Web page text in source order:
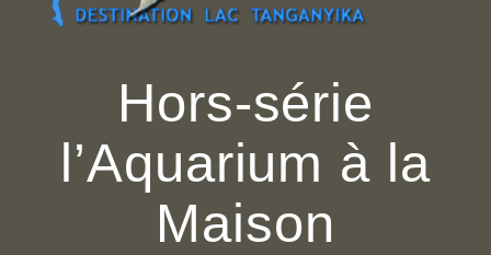
Passer
Hors-série
l’Aquarium à la
Maison